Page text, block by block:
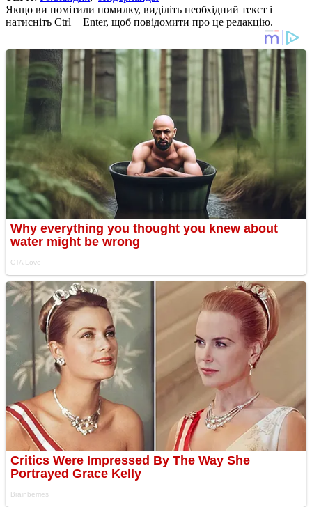
Якщо ви помітили помилку, виділіть необхідний текст і
натисніть Ctrl + Enter, щоб повідомити про це редакцію.